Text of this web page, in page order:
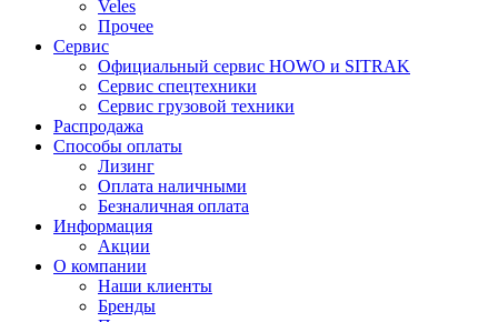
Veles
Прочее
Сервис
Официальный сервис HOWO и SITRAK
Сервис спецтехники
Сервис грузовой техники
Распродажа
Способы оплаты
Лизинг
Оплата наличными
Безналичная оплата
Информация
Акции
О компании
Наши клиенты
Бренды